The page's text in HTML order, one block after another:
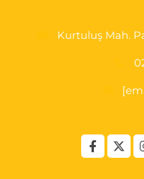
Kurtuluş Mah.